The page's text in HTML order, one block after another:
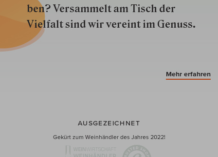
ben? Versammelt am Tisch der
Vielfalt sind wir ver­eint im Genuss.
Mehr erfahren
AUSGEZEICHNET
Gekürt zum Weinhändler des Jahres 2022!